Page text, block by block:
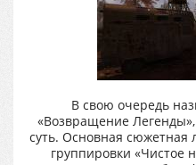
В свою очередь
«Возвращение
суть. Основная сюжетная
группировки «Чистое